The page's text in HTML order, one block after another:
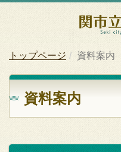
トップページ 資料案内
資料案内